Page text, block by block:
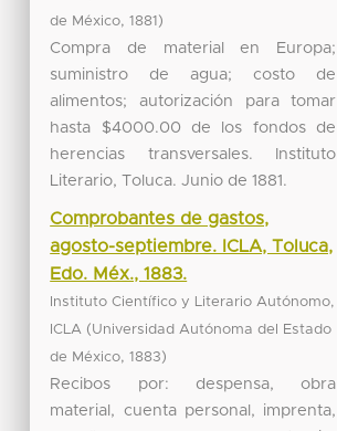
de México,1881 )
Compra de material en Europa;
suministro de agua; costo de
alimentos; autorización para tomar
hasta $4000.00 de los fondos de
herencias transversales. Instituto
Literario, Toluca. Junio de 1881.
Comprobantes de gastos,
agosto-septiembre. ICLA, Toluca,
Edo. Méx., 1883.
Instituto Científico y Literario Autónomo,
ICLA (Universidad Autónoma del Estado
de México,1883)
Recibos por: despensa, obra
material, cuenta personal, imprenta,